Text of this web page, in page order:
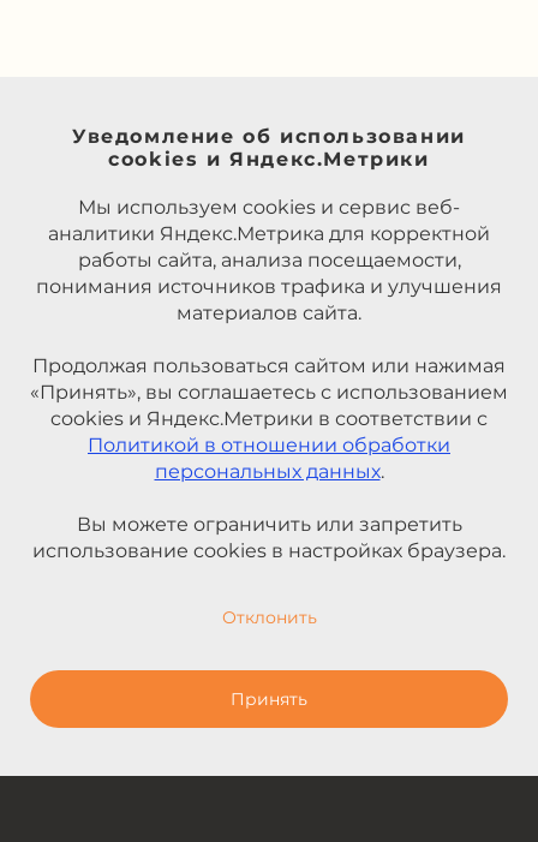
Уведомление об использовании
cookies и Яндекс.Метрики
Мы используем cookies и сервис веб-
аналитики Яндекс.Метрика для корректной
работы сайта, анализа посещаемости,
понимания источников трафика и улучшения
материалов сайта.
Продолжая пользоваться сайтом или нажимая
«Принять», вы соглашаетесь с использованием
cookies и Яндекс.Метрики в соответствии с
Политикой в отношении обработки
персональных данных.
Вы можете ограничить или запретить
использование cookies в настройках браузера.
Отклонить
Принять